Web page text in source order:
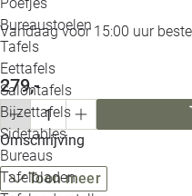
Bureaustoelen
Tafels
Eettafels
Salontafels
Bijzettafels
Sidetables
Bureaus
Tafelbladen
Vandaag voor 15:00 uur
279,-
Omschrijving
Toon meer